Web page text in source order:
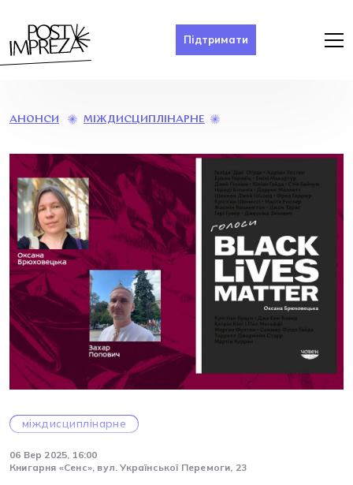
Підтримати
АНОНСИ МІЖДИСЦИПЛІНАРНЕ
LIVES
MATTER»
міждисциплінарне
06 Вер 2025, 16:00
Книгарня «Сенс», вул. Української Перемоги, 23